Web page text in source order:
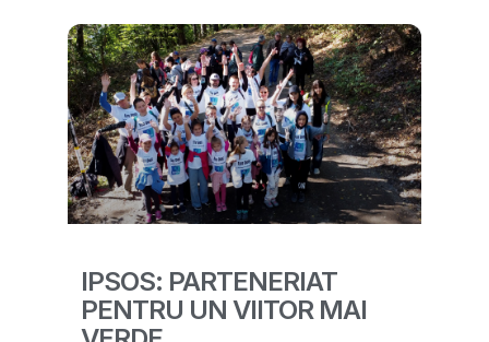
IPSOS: PARTENERIAT
PENTRU UN VIITOR MAI